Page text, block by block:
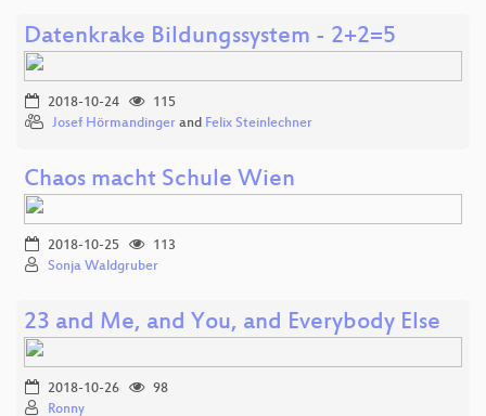
Datenkrake Bildungssystem - 2+2=5
2018-10-24
115
Josef Hörmandinger and Felix Steinlechner
Chaos macht Schule Wien
2018-10-25
113
Sonja Waldgruber
23 and Me, and You, and Everybody Else
2018-10-26
98
Ronny